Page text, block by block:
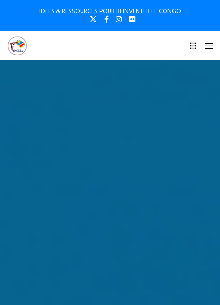
IDEES & RESSOURCES POUR REINVENTER LE CONGO